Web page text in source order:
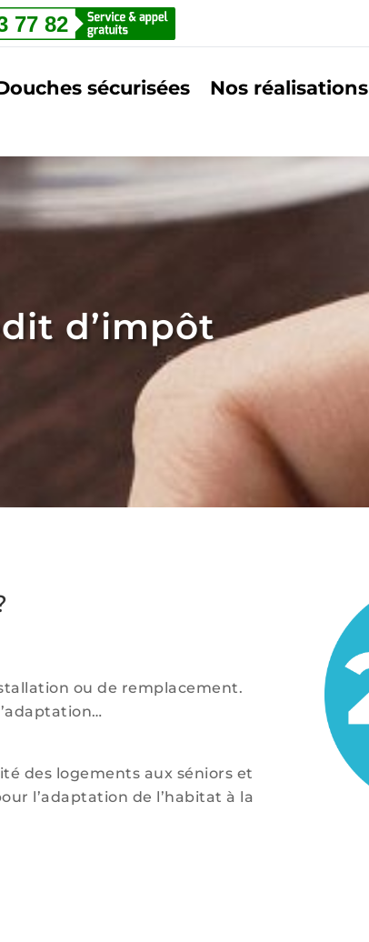
sécurisées
Nos réalisations
d’impôt
ou de remplacement.
des logements aux séniors et
l’adaptation de l’habitat à la